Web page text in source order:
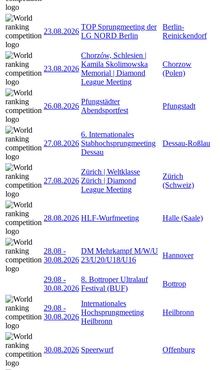
23.08.2026
TOP Sprungmeeting der
LG NORD Berlin
Berlin-
Reinickendorf
23.08.2026
Chorzów, Schlesien |
Kamila Skolimowska
Memorial | Diamond
League Meeting
Chorzow
(Polen)
26.08.2026
Pfungstädter
Abendsportfest
Pfungstadt
27.08.2026
6. Internationales
Stabhochsprungmeeting
Dessau
Dessau-Roßlau
27.08.2026
Zürich | Weltklasse
Zürich | Diamond
League Meeting
Zürich
(Schweiz)
28.08.2026 HLF-Wurfmeeting Halle (Saale)
28.08 -
30.08.2026
DM Mehrkampf M/W/U
23/U20/U18/U16
Hannover
29.08 -
30.08.2026
8. Bottroper Ultralauf
Festival (BUF)
Bottrop
29.08 -
30.08.2026
Internationales
Hochsprungmeeting
Heilbronn
Heilbronn
30.08.2026 Speerwurf Offenburg